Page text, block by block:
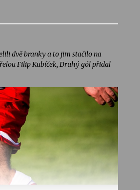
dvě branky a to jim stačilo na
Filip Kubíček, Druhý gól přidal